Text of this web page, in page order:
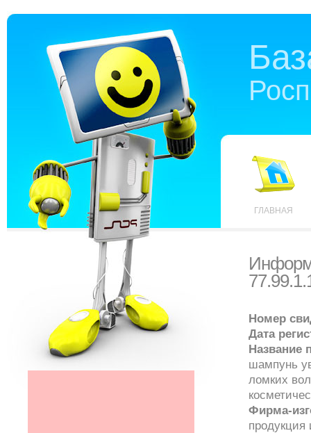
ГЛАВНАЯ
Номер
Дата
Название
шампунь
ломких
Фирма-
продукция